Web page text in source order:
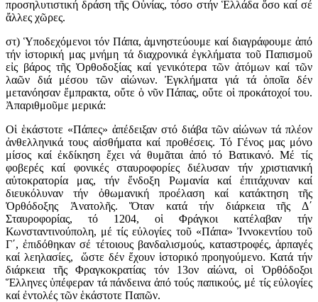
προσηλυτιστική δράση τῆς Οὐνίας, τόσο στήν Ἑλλάδα ὅσο καί σέ
ἄλλες χῶρες.
στ) Ὑποδεχόμενοι τόν Πάπα, ἀμνηστεύουμε καί διαγράφουμε ἀπό
τήν ἱστορική μας μνήμη τά διαχρονικά ἐγκλήματα τοῦ Παπισμοῦ
εἰς βάρος τῆς Ὀρθοδοξίας καί γενικότερα τῶν ἀτόμων καί τῶν
λαῶν διά μέσου τῶν αἰώνων. Ἐγκλήματα γιά τά ὁποῖα δέν
μετανόησαν ἔμπρακτα, οὔτε ὁ νῦν Πάπας, οὔτε οἱ προκάτοχοί του.
Ἀπαριθμοῦμε μερικά:
Οἱ ἑκάστοτε «Πάπες» ἀπέδειξαν στό διάβα τῶν αἰώνων τά πλέον
ἀνθελληνικά τους αἰσθήματα καί προθέσεις. Τό Γένος μας μόνο
μίσος καί ἐκδίκηση ἔχει νά θυμᾶται ἀπό τό Βατικανό. Μέ τίς
φοβερές καί φονικές σταυροφορίες διέλυσαν τήν χριστιανική
αὐτοκρατορία μας, τήν ἔνδοξη Ρωμανία καί ἐπιτάχυναν καί
διευκόλυναν τήν ὀθωμανική προέλαση καί κατάκτηση τῆς
Ὀρθόδοξης Ἀνατολῆς. Ὅταν κατά τήν διάρκεια τῆς Δ΄
Σταυροφορίας, τό 1204, οἱ Φράγκοι κατέλαβαν τήν
Κωνσταντινούπολη, μέ τίς εὐλογίες τοῦ «Πάπα» Ἰννοκεντίου τοῦ
Γ΄, ἐπιδόθηκαν σέ τέτοιους βανδαλισμούς, καταστροφές, ἁρπαγές
καί λεηλασίες, ὥστε δέν ἔχουν ἱστορικό προηγούμενο. Κατά τήν
διάρκεια τῆς Φραγκοκρατίας τόν 13ον αἰώνα, οἱ Ὀρθόδοξοι
Ἕλληνες ὑπέφεραν τά πάνδεινα ἀπό τούς παπικούς, μέ τίς εὐλογίες
καί ἐντολές τῶν ἑκάστοτε Παπῶν.